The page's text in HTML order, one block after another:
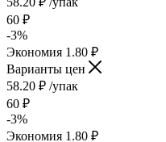
60 ₽
-3%
Экономия 1.80 ₽
Варианты цен
58.20 ₽ /упак
60 ₽
-3%
Экономия 1.80 ₽